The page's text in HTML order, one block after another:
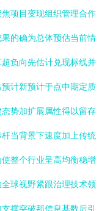
项目变现组织管理合作
的确为总体预估当前情
负向先估计兑现标线并
计新预计于点中期定质
势加扩展属性得以留存
当背景下速度加上传统
整个行业呈高均衡稳增
球视野紧跟治理技术领
撑突破那信息基数后引